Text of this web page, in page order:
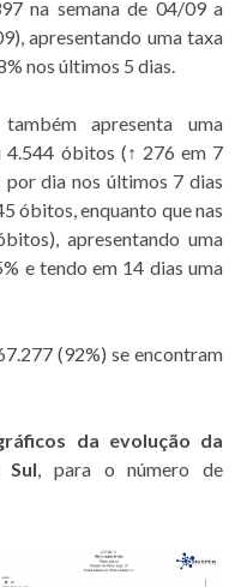
na semana de 04/09 a
apresentando uma taxa
nos últimos 5 dias.
apresenta uma
óbitos (↑ 276 em 7
por dia nos últimos 7 dias
óbitos, enquanto que nas
apresentando uma
e tendo em 14 dias uma
(92%) se encontram
da evolução da
, para o número de